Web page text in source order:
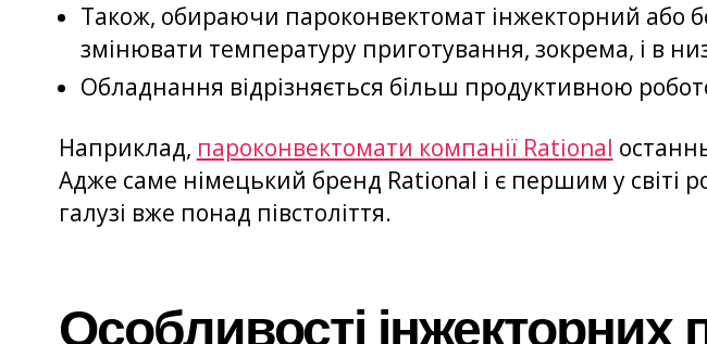
Також, обираючи пароконвектомат інжекторний або
змінювати температуру приготування, зокрема, і в
Обладнання відрізняється більш продуктивною
Наприклад, пароконвектомати компанії Rational
Адже саме німецький бренд Rational і є першим у світі
галузі вже понад півстоліття.
Особливості інжекторних